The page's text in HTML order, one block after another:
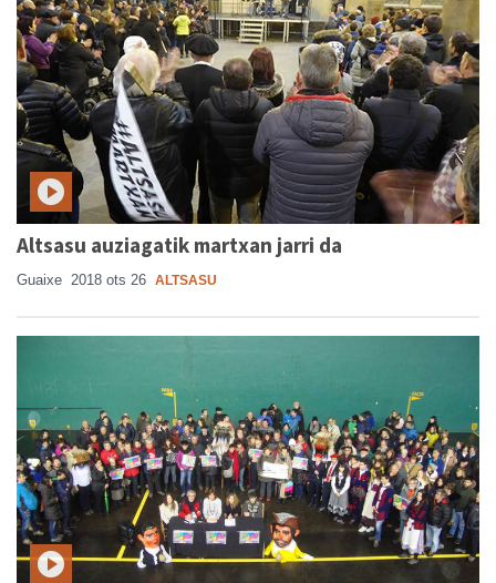
Altsasu auziagatik martxan jarri da
Guaixe 2018 ots 26 ALTSASU